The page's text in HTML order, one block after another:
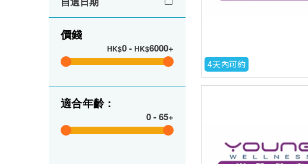
價錢
HK$0- HK$6000+
適合年齡 :
0-65+
4天內可約